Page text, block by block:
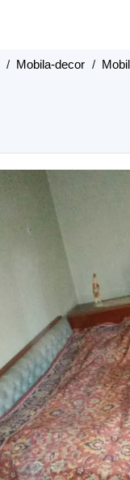
/ Mobila-decor /